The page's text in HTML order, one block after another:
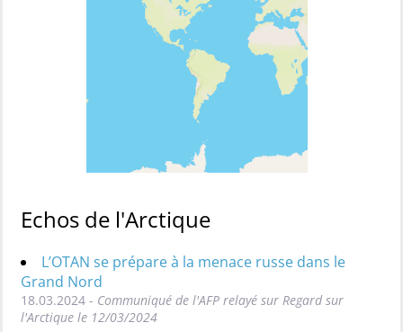
Echos de l'Arctique
L’OTAN se prépare à la menace russe dans le
Grand Nord
18.03.2024 - Communiqué de l'AFP relayé sur Regard sur
l'Arctique le 12/03/2024